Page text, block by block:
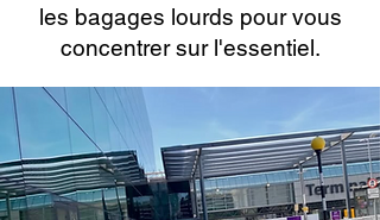
les bagages lourds pour vous
concentrer sur l'essentiel.